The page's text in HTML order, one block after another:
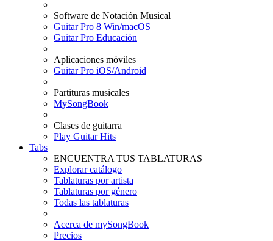
Software de Notación Musical
Guitar Pro 8 Win/macOS
Guitar Pro Educación
Aplicaciones móviles
Guitar Pro iOS/Android
Partituras musicales
MySongBook
Clases de guitarra
Play Guitar Hits
Tabs
ENCUENTRA TUS TABLATURAS
Explorar catálogo
Tablaturas por artista
Tablaturas por género
Todas las tablaturas
Acerca de mySongBook
Precios